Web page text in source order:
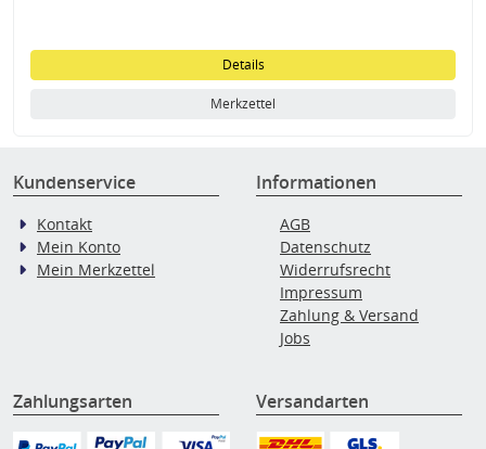
Details
Merkzettel
Kundenservice
Kontakt
Mein Konto
Mein Merkzettel
Informationen
AGB
Datenschutz
Widerrufsrecht
Impressum
Zahlung & Versand
Jobs
Zahlungsarten Versandarten